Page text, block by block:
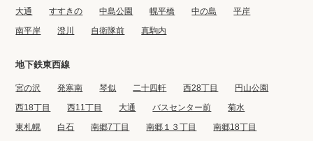
大通
すすきの 中島公園 幌平橋 中の島
平岸
南平岸
澄川 自衛隊前 真駒内
地下鉄東西線
宮の沢 発寒南 琴似 二十四軒 西28丁目
円山公園
西18丁目
西11丁目 大通 バスセンター前
菊水
東札幌
白石 南郷7丁目 南郷１３丁目
南郷18丁目